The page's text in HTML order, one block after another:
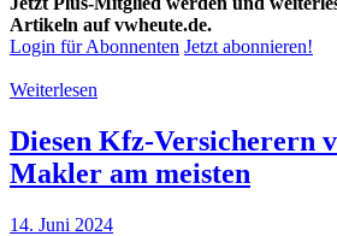
Artikeln auf vwheute.de.
Login für Abonnenten Jetzt abonnieren!
Weiterlesen
Diesen Kfz-Versicherern
Makler am meisten
14. Juni 2024